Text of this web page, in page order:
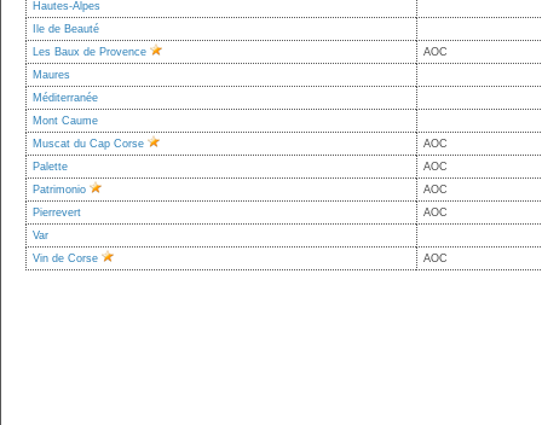
Hautes-Alpes
Ile de Beauté
Les Baux de Provence
AOC
Maures
Méditerranée
Mont Caume
Muscat du Cap Corse
AOC
Palette
AOC
Patrimonio
AOC
Pierrevert
AOC
Var
Vin de Corse
AOC